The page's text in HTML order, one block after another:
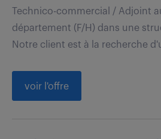
Technico-commercial / Adjoint
département (F/H) dans une
Notre client est à la recherche
voir l'offre